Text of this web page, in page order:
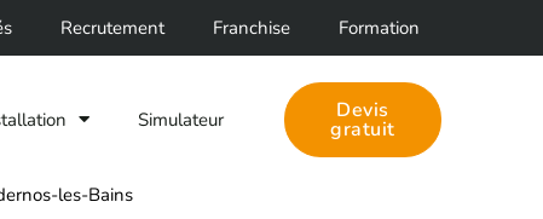
Recrutement Franchise Formation
Simulateur Devis
gratuit
les-Bains